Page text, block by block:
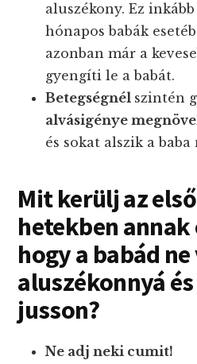
aluszékony. Ez
hónapos babák
azonban már a
gyengíti le a babát.
Betegségnél szintén
alvásigénye
és sokat alszik a baba
Mit kerülj az
hetekben annak
hogy a babád
aluszékonnyá
jusson?
Ne adj neki cumit!